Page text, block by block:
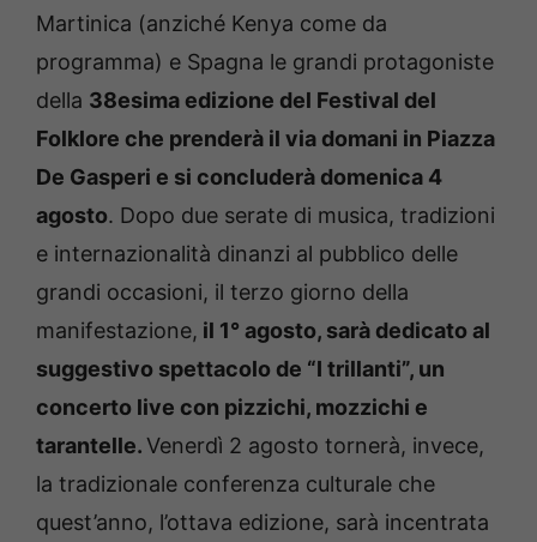
Martinica (anziché Kenya come da
programma) e Spagna le grandi protagoniste
della 38esima edizione del Festival del
Folklore che prenderà il via domani in Piazza
De Gasperi e si concluderà domenica 4
agosto. Dopo due serate di musica, tradizioni
e internazionalità dinanzi al pubblico delle
grandi occasioni, il terzo giorno della
manifestazione, il 1° agosto, sarà dedicato al
suggestivo spettacolo de “I trillanti”, un
concerto live con pizzichi, mozzichi e
tarantelle.Venerdì 2 agosto tornerà, invece,
la tradizionale conferenza culturale che
quest’anno, l’ottava edizione, sarà incentrata